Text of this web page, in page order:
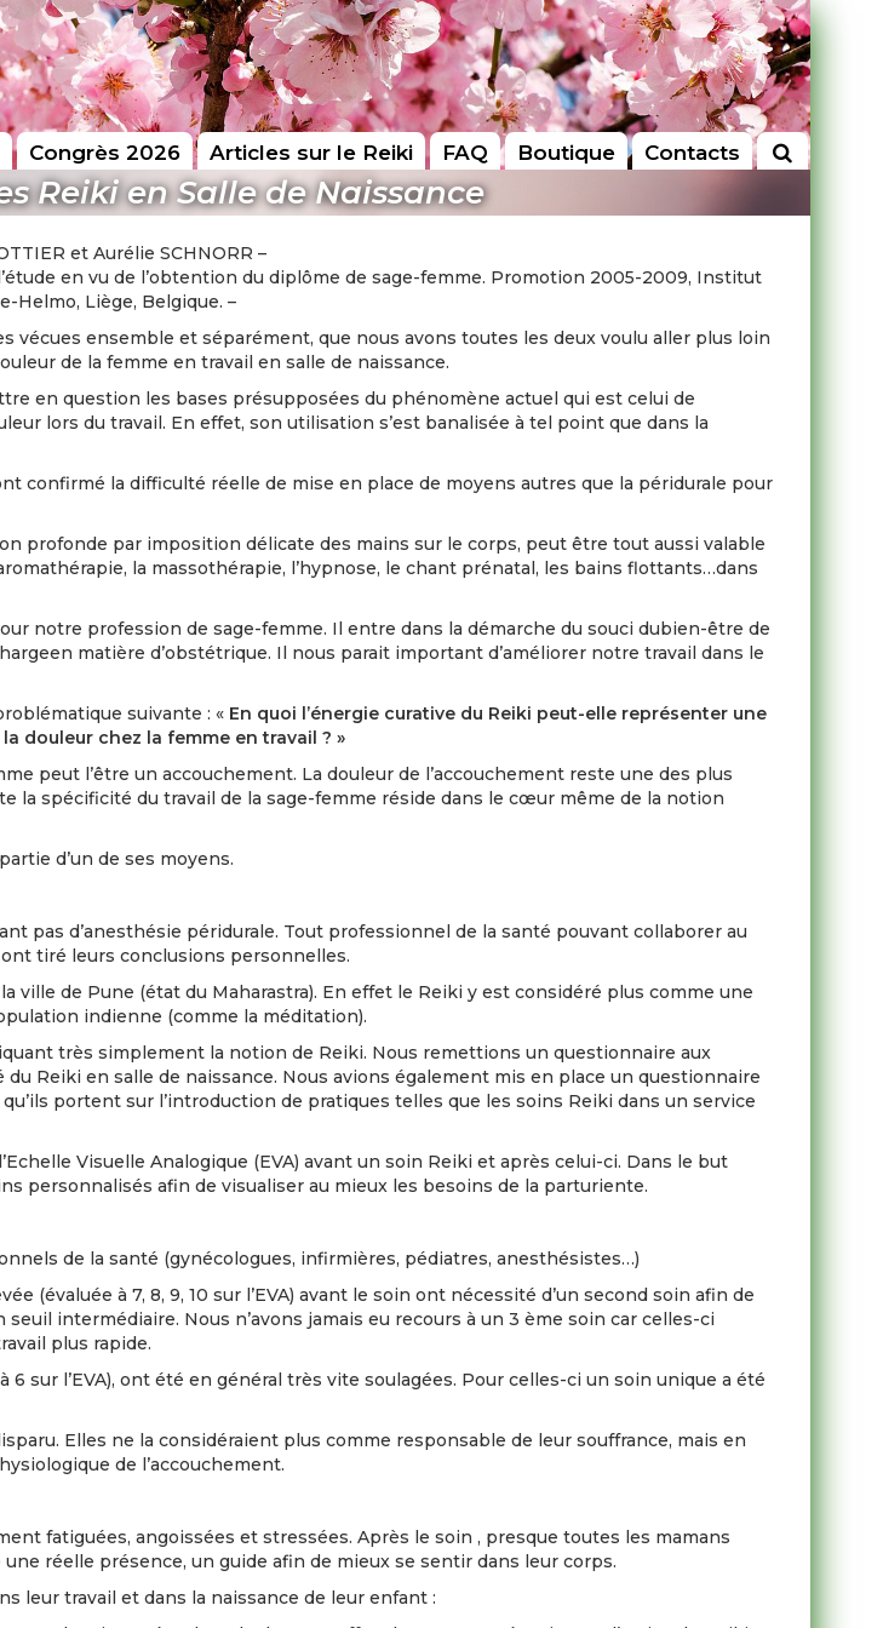
Congrès 2026 Articles sur le Reiki FAQ Boutique Contacts
Reiki en Salle de Naissance
et Aurélie SCHNORR –
en vu de l’obtention du diplôme de sage-femme. Promotion 2005-2009, Institut
Helmo, Liège, Belgique. –
ensemble et séparément, que nous avons toutes les deux voulu aller plus loin
de la femme en travail en salle de naissance.
en question les bases présupposées du phénomène actuel qui est celui de
lors du travail. En effet, son utilisation s’est banalisée à tel point que dans la
confirmé la difficulté réelle de mise en place de moyens autres que la péridurale pour
profonde par imposition délicate des mains sur le corps, peut être tout aussi valable
la massothérapie, l’hypnose, le chant prénatal, les bains flottants…dans
notre profession de sage-femme. Il entre dans la démarche du souci dubien-être de
matière d’obstétrique. Il nous parait important d’améliorer notre travail dans le
suivante : « En quoi l’énergie curative du Reiki peut-elle représenter une
douleur chez la femme en travail ? »
peut l’être un accouchement. La douleur de l’accouchement reste une des plus
la spécificité du travail de la sage-femme réside dans le cœur même de la notion
d’un de ses moyens.
pas d’anesthésie péridurale. Tout professionnel de la santé pouvant collaborer au
tiré leurs conclusions personnelles.
ville de Pune (état du Maharastra). En effet le Reiki y est considéré plus comme une
indienne (comme la méditation).
très simplement la notion de Reiki. Nous remettions un questionnaire aux
Reiki en salle de naissance. Nous avions également mis en place un questionnaire
portent sur l’introduction de pratiques telles que les soins Reiki dans un service
Visuelle Analogique (EVA) avant un soin Reiki et après celui-ci. Dans le but
personnalisés afin de visualiser au mieux les besoins de la parturiente.
de la santé (gynécologues, infirmières, pédiatres, anesthésistes…)
(évaluée à 7, 8, 9, 10 sur l’EVA) avant le soin ont nécessité d’un second soin afin de
intermédiaire. Nous n’avons jamais eu recours à un 3 ème soin car celles-ci
plus rapide.
sur l’EVA), ont été en général très vite soulagées. Pour celles-ci un soin unique a été
Elles ne la considéraient plus comme responsable de leur souffrance, mais en
de l’accouchement.
fatiguées, angoissées et stressées. Après le soin , presque toutes les mamans
réelle présence, un guide afin de mieux se sentir dans leur corps.
leur travail et dans la naissance de leur enfant :